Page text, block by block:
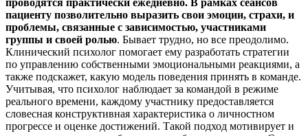
проводятся практически ежедневно. В рамках сеансов
пациенту позволительно выразить свои эмоции, страхи, и
проблемы, связанные с зависимостью, участниками
группы и своей ролью. Бывает трудно, но все преодолимо.
Клинический психолог помогает ему разработать стратегии
по управлению собственными эмоциональными реакциями, а
также подскажет, какую модель поведения принять в команде.
Учитывая, что психолог наблюдает за командой в режиме
реального времени, каждому участнику предоставляется
словесная конструктивная характеристика о личностном
прогрессе и оценке достижений. Такой подход мотивирует и